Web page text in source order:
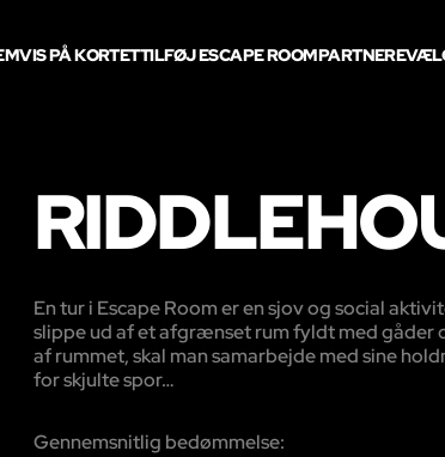
VIS PÅ KORTETTILFØJ ESCAPE ROOMPARTNERE
En tur i Escape Room er en sjov og social
slippe ud af et afgrænset rum fyldt med gåder
af rummet, skal man samarbejde med sine
for skjulte spor…
Gennemsnitlig bedømmelse: